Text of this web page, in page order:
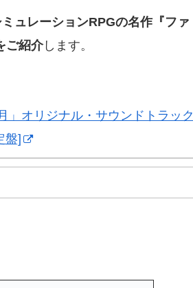
ュレーションRPGの名作『ファ
ご紹介します。
」オリジナル・サウンドトラック
盤]